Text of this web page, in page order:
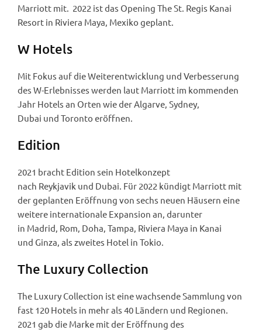
Marriott mit. 2022 ist das Opening The St. Regis Kanai
Resort in Riviera Maya, Mexiko geplant.
W Hotels
Mit Fokus auf die Weiterentwicklung und Verbesserung
des W-Erlebnisses werden laut Marriott im kommenden
Jahr Hotels an Orten wie der Algarve, Sydney,
Dubai und Toronto eröffnen.
Edition
2021 bracht Edition sein Hotelkonzept
nach Reykjavik und Dubai. Für 2022 kündigt Marriott mit
der geplanten Eröffnung von sechs neuen Häusern eine
weitere internationale Expansion an, darunter
in Madrid, Rom, Doha, Tampa, Riviera Maya in Kanai
und Ginza, als zweites Hotel in Tokio.
The Luxury Collection
The Luxury Collection ist eine wachsende Sammlung von
fast 120 Hotels in mehr als 40 Ländern und Regionen.
2021 gab die Marke mit der Eröffnung des